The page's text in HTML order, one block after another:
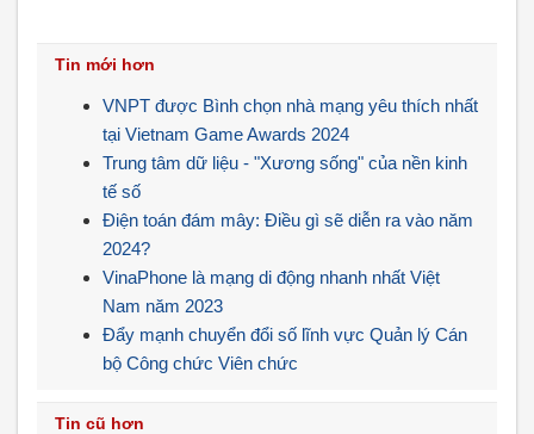
Tin mới hơn
VNPT được Bình chọn nhà mạng yêu thích nhất
tại Vietnam Game Awards 2024
Trung tâm dữ liệu - "Xương sống" của nền kinh
tế số
Điện toán đám mây: Điều gì sẽ diễn ra vào năm
2024?
VinaPhone là mạng di động nhanh nhất Việt
Nam năm 2023
Đẩy mạnh chuyển đổi số lĩnh vực Quản lý Cán
bộ Công chức Viên chức
Tin cũ hơn